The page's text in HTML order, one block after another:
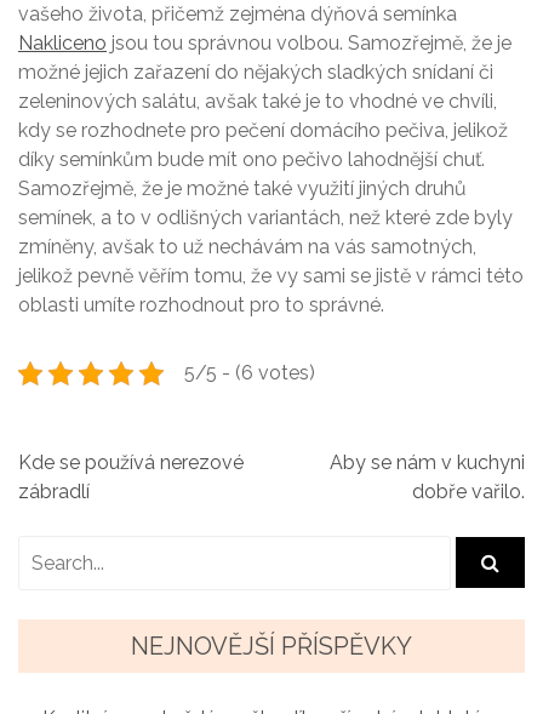
vašeho života, přičemž zejména dýňová semínka
Nakliceno jsou tou správnou volbou. Samozřejmě, že je
možné jejich zařazení do nějakých sladkých snídaní či
zeleninových salátu, avšak také je to vhodné ve chvíli,
kdy se rozhodnete pro pečení domácího pečiva, jelikož
díky semínkům bude mít ono pečivo lahodnější chuť.
Samozřejmě, že je možné také využití jiných druhů
semínek, a to v odlišných variantách, než které zde byly
zmíněny, avšak to už nechávám na vás samotných,
jelikož pevně věřím tomu, že vy sami se jistě v rámci této
oblasti umíte rozhodnout pro to správné.
5/5 - (6 votes)
N
v
i
Kde se používá nerezové
zábradlí
Aby se nám v kuchyni
dobře vařilo.
NEJNOVĚJŠÍ PŘÍSPĚVKY